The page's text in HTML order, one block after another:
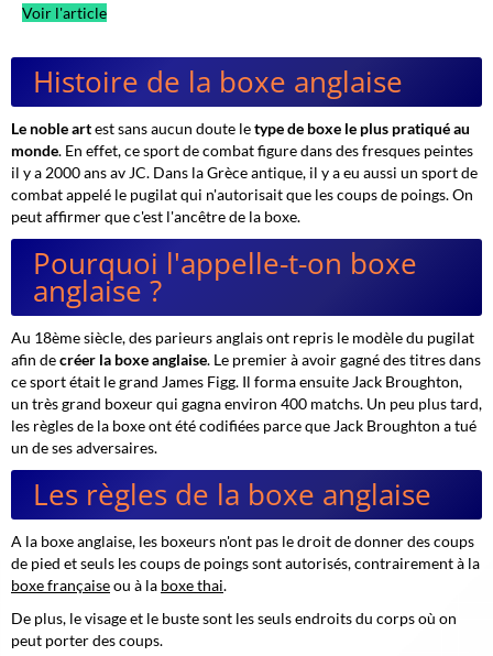
Voir l'article
Histoire de la boxe anglaise
Le noble artest sans aucun doute letype de boxe le plus pratiqué au
monde. En effet, ce sport de combat figure dans des fresques peintes
il y a 2000 ans av JC. Dans la Grèce antique, il y a eu aussi un sport de
combat appelé le pugilat qui n'autorisait que les coups de poings. On
peut affirmer que c'est l'ancêtre de la boxe.
Pourquoi l'appelle-t-on boxe
anglaise ?
Au 18èmesiècle, des parieurs anglais ont repris le modèle du pugilat
afin decréer la boxe anglaise. Le premier à avoir gagné des titres dans
ce sport était le grand James Figg. Il forma ensuite Jack Broughton,
un très grand boxeur qui gagna environ 400 matchs. Un peu plus tard,
les règles de la boxe ont été codifiées parce que Jack Broughton a tué
un de ses adversaires.
Les règles de la boxe anglaise
A la boxe anglaise, les boxeurs n'ont pas le droit de donner des coups
de pied et seuls les coups de poings sont autorisés, contrairement à la
boxe françaiseou à la boxe thai.
De plus, le visage et le buste sont les seuls endroits du corps où on
peut porter des coups.